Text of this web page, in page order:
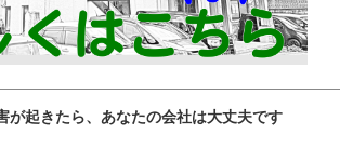
が起きたら、あなたの会社は大丈夫です